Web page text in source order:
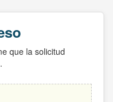
que la solicitud